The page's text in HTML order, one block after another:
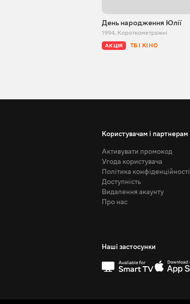
День народження Юлії
1994, Короткометражні
АКЦІЯ ТБ І КІНО
Користувачам і партнерам
Активувати промокод
Угода користувача
Політика конфіденційності
Доступність
Видалення акаунту
Про нас
Наші застосунки